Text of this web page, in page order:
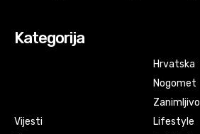
Kategorija
Vijesti
Hrvatska
Nogomet
Zanimljivo
Lifestyle